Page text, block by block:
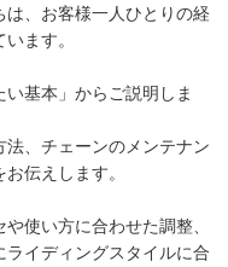
、お客様一人ひとりの経
ます。
基本」からご説明しま
、チェーンのメンテナン
伝えします。
使い方に合わせた調整、
イディングスタイルに合